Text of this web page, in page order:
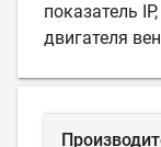
показатель
двигателя